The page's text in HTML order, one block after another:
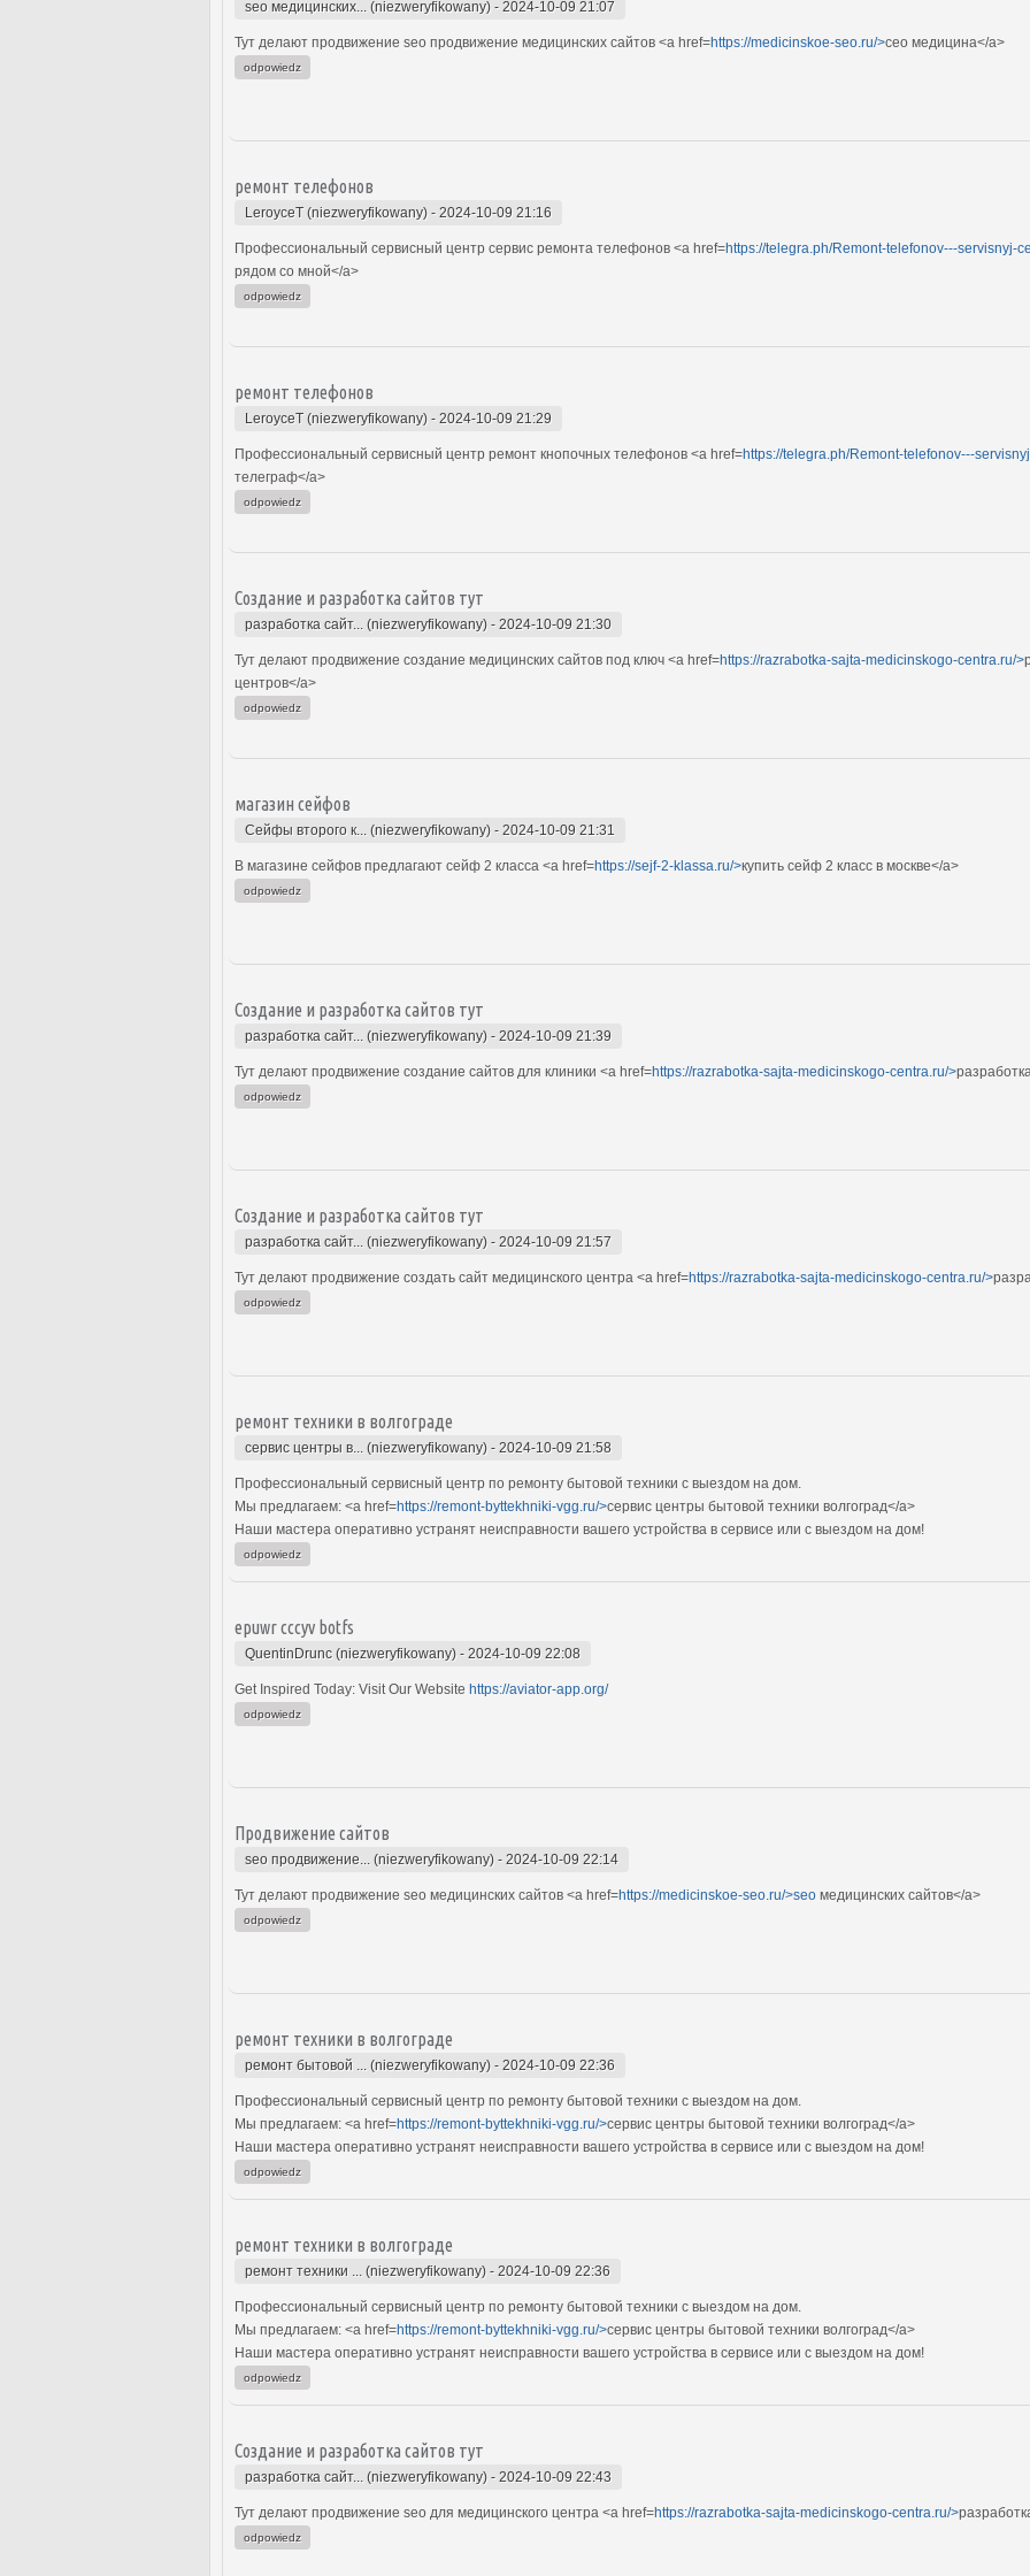
seo медицинских... (niezweryfikowany) - 2024-10-09 21:07
Тут делают продвижение seo продвижение медицинских сайтов <a href=https://medicinskoe-seo.ru/>сео медицина</a>
odpowiedz
ремонт телефонов
LeroyceT (niezweryfikowany) - 2024-10-09 21:16
Профессиональный сервисный центр сервис ремонта телефонов <a href=https://telegra.ph/Remont-telefonov---servisnyj-
рядом со мной</a>
odpowiedz
ремонт телефонов
LeroyceT (niezweryfikowany) - 2024-10-09 21:29
Профессиональный сервисный центр ремонт кнопочных телефонов <a href=https://telegra.ph/Remont-telefonov---
телеграф</a>
odpowiedz
Создание и разработка сайтов тут
разработка сайт... (niezweryfikowany) - 2024-10-09 21:30
Тут делают продвижение создание медицинских сайтов под ключ <a href=https://razrabotka-sajta-medicinskogo-centra.ru/>
центров</a>
odpowiedz
магазин сейфов
Сейфы второго к... (niezweryfikowany) - 2024-10-09 21:31
В магазине сейфов предлагают сейф 2 класса <a href=https://sejf-2-klassa.ru/>купить сейф 2 класс в москве</a>
odpowiedz
Создание и разработка сайтов тут
разработка сайт... (niezweryfikowany) - 2024-10-09 21:39
Тут делают продвижение создание сайтов для клиники <a href=https://razrabotka-sajta-medicinskogo-centra.ru/>
odpowiedz
Создание и разработка сайтов тут
разработка сайт... (niezweryfikowany) - 2024-10-09 21:57
Тут делают продвижение создать сайт медицинского центра <a href=https://razrabotka-sajta-medicinskogo-centra.ru/>
odpowiedz
ремонт техники в волгограде
сервис центры в... (niezweryfikowany) - 2024-10-09 21:58
Профессиональный сервисный центр по ремонту бытовой техники с выездом на дом.
Мы предлагаем: <a href=https://remont-byttekhniki-vgg.ru/>сервис центры бытовой техники волгоград</a>
Наши мастера оперативно устранят неисправности вашего устройства в сервисе или с выездом на дом!
odpowiedz
epuwr cccyv botfs
QuentinDrunc (niezweryfikowany) - 2024-10-09 22:08
Get Inspired Today: Visit Our Website https://aviator-app.org/
odpowiedz
Продвижение сайтов
seo продвижение... (niezweryfikowany) - 2024-10-09 22:14
Тут делают продвижение seo медицинских сайтов <a href=https://medicinskoe-seo.ru/>seo медицинских сайтов</a>
odpowiedz
ремонт техники в волгограде
ремонт бытовой ... (niezweryfikowany) - 2024-10-09 22:36
Профессиональный сервисный центр по ремонту бытовой техники с выездом на дом.
Мы предлагаем: <a href=https://remont-byttekhniki-vgg.ru/>сервис центры бытовой техники волгоград</a>
Наши мастера оперативно устранят неисправности вашего устройства в сервисе или с выездом на дом!
odpowiedz
ремонт техники в волгограде
ремонт техники ... (niezweryfikowany) - 2024-10-09 22:36
Профессиональный сервисный центр по ремонту бытовой техники с выездом на дом.
Мы предлагаем: <a href=https://remont-byttekhniki-vgg.ru/>сервис центры бытовой техники волгоград</a>
Наши мастера оперативно устранят неисправности вашего устройства в сервисе или с выездом на дом!
odpowiedz
Создание и разработка сайтов тут
разработка сайт... (niezweryfikowany) - 2024-10-09 22:43
Тут делают продвижение seo для медицинского центра <a href=https://razrabotka-sajta-medicinskogo-centra.ru/>
odpowiedz